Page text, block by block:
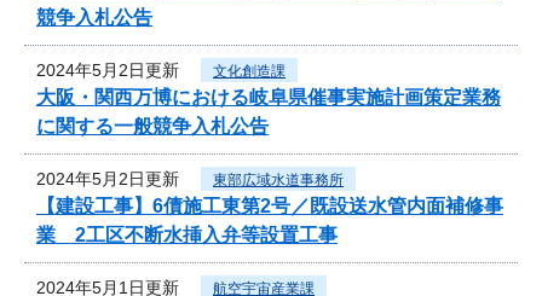
競争入札公告
2024年5月2日更新 文化創造課
大阪・関西万博における岐阜県催事実施計画策定業務
に関する一般競争入札公告
2024年5月2日更新 東部広域水道事務所
【建設工事】6債施工東第2号／既設送水管内面補修事
業 2工区不断水挿入弁等設置工事
2024年5月1日更新 航空宇宙産業課